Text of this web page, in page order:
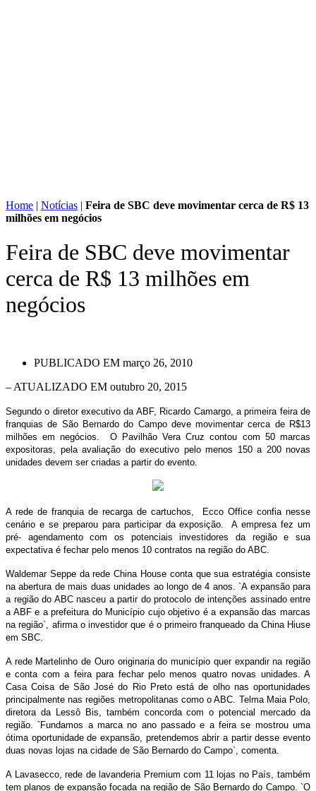
Home | Notícias | Feira de SBC deve movimentar cerca de R$ 13
milhões em negócios
Feira de SBC deve movimentar
cerca de R$ 13 milhões em
negócios
PUBLICADO EM março 26, 2010
– ATUALIZADO EM outubro 20, 2015
Segundo o diretor executivo da ABF, Ricardo Camargo, a primeira feira de
franquias de São Bernardo do Campo deve movimentar cerca de R$13
milhões em negócios. O Pavilhão Vera Cruz contou com 50 marcas
expositoras, pela avaliação do executivo pelo menos 150 a 200 novas
unidades devem ser criadas a partir do evento.
A rede de franquia de recarga de cartuchos, Ecco Office confia nesse
cenário e se preparou para participar da exposição. A empresa fez um
pré- agendamento com os potenciais investidores da região e sua
expectativa é fechar pelo menos 10 contratos na região do ABC.
Waldemar Seppe da rede China House conta que sua estratégia consiste
na abertura de mais duas unidades ao longo de 4 anos. `A expansão para
a região do ABC nasceu a partir do protocolo de intenções assinado entre
a ABF e a prefeitura do Município cujo objetivo é a expansão das marcas
na região`, afirma o investidor que é o primeiro franqueado da China Hiuse
em SBC.
A rede Martelinho de Ouro originaria do município quer expandir na região
e conta com a feira para fechar pelo menos quatro novas unidades. A
Casa Coisa de São José do Rio Preto está de olho nas oportunidades
principalmente nas regiões metropolitanas como o ABC. Telma Maia Polo,
diretora da Lessô Bis, também concorda com o potencial mercado da
região. `Fundamos a marca no ano passado e a feira se mostrou uma
ótima oportunidade de expansão, pretendemos abrir a partir desse evento
duas novas lojas na cidade de São Bernardo do Campo`, comenta.
A Lavasecco, rede de lavanderia Premium com 11 lojas no País, também
tem planos de expansão focada na região de São Bernardo do Campo. `O